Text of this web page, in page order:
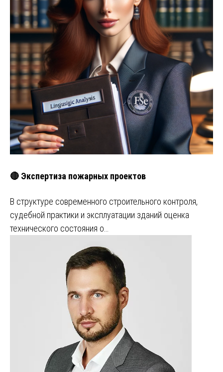
🔴 Экспертиза пожарных проектов
В структуре современного строительного контроля,
судебной практики и эксплуатации зданий оценка
технического состояния о…